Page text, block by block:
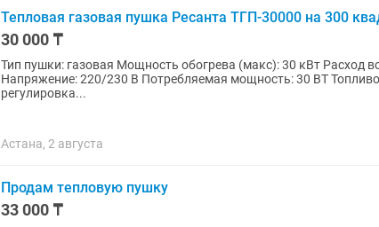
Тепловая газовая пушка Ресанта ТГП-30000 на 300
30 000 ₸
Тип пушки: газовая Мощность обогрева (макс): 30 кВт Расход
Напряжение: 220/230 В Потребляемая мощность: 30 BT
регулировка...
Астана, 2 августа
Продам тепловую пушку
33 000 ₸